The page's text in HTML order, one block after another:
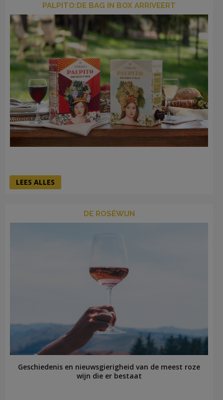
PALPITO:DE BAG IN BOX ARRIVEERT
LEES ALLES
DE ROSÉWIJN
Geschiedenis en nieuwsgierigheid van de meest roze
wijn die er bestaat